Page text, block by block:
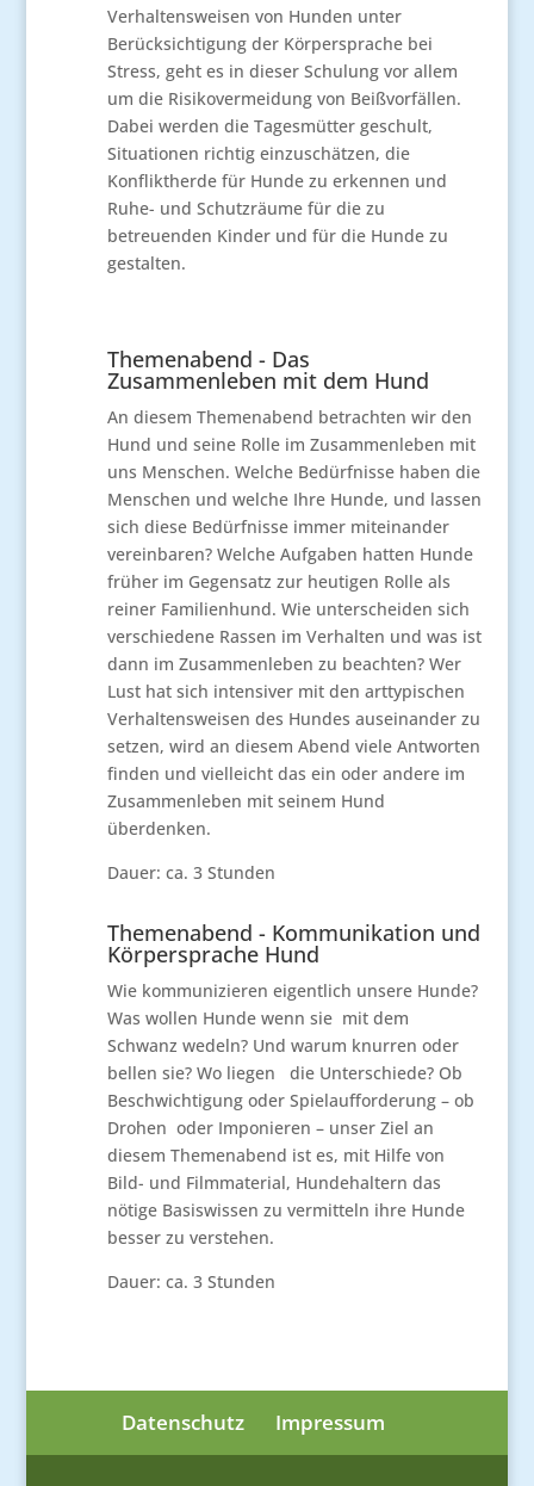
Verhaltensweisen von Hunden unter
Berücksichtigung der Körpersprache bei
Stress, geht es in dieser Schulung vor allem
um die Risikovermeidung von Beißvorfällen.
Dabei werden die Tagesmütter geschult,
Situationen richtig einzuschätzen, die
Konfliktherde für Hunde zu erkennen und
Ruhe- und Schutzräume für die zu
betreuenden Kinder und für die Hunde zu
gestalten.
Themenabend - Das
Zusammenleben mit dem Hund
An diesem Themenabend betrachten wir den
Hund und seine Rolle im Zusammenleben mit
uns Menschen. Welche Bedürfnisse haben die
Menschen und welche Ihre Hunde, und lassen
sich diese Bedürfnisse immer miteinander
vereinbaren? Welche Aufgaben hatten Hunde
früher im Gegensatz zur heutigen Rolle als
reiner Familienhund. Wie unterscheiden sich
verschiedene Rassen im Verhalten und was ist
dann im Zusammenleben zu beachten? Wer
Lust hat sich intensiver mit den arttypischen
Verhaltensweisen des Hundes auseinander zu
setzen, wird an diesem Abend viele Antworten
finden und vielleicht das ein oder andere im
Zusammenleben mit seinem Hund
überdenken.
Dauer: ca. 3 Stunden
Themenabend - Kommunikation und
Körpersprache Hund
Wie kommunizieren eigentlich unsere Hunde?
Was wollen Hunde wenn sie mit dem
Schwanz wedeln? Und warum knurren oder
bellen sie? Wo liegen die Unterschiede? Ob
Beschwichtigung oder Spielaufforderung – ob
Drohen oder Imponieren – unser Ziel an
diesem Themenabend ist es, mit Hilfe von
Bild- und Filmmaterial, Hundehaltern das
nötige Basiswissen zu vermitteln ihre Hunde
besser zu verstehen.
Dauer: ca. 3 Stunden
Datenschutz Impressum